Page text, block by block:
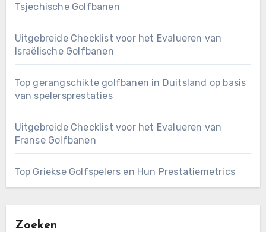
Tsjechische Golfbanen
Uitgebreide Checklist voor het Evalueren van
Israëlische Golfbanen
Top gerangschikte golfbanen in Duitsland op basis
van spelersprestaties
Uitgebreide Checklist voor het Evalueren van
Franse Golfbanen
Top Griekse Golfspelers en Hun Prestatiemetrics
Zoeken